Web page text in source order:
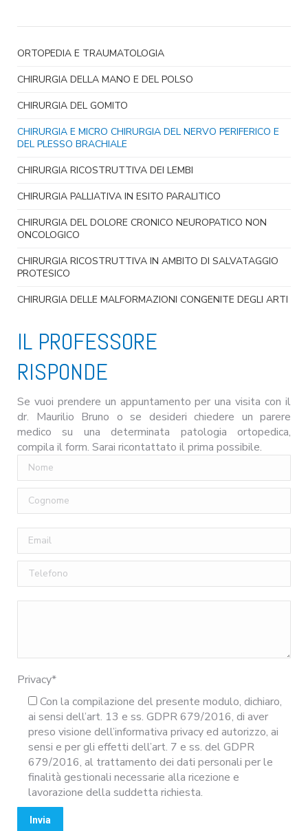
ORTOPEDIA E TRAUMATOLOGIA
CHIRURGIA DELLA MANO E DEL POLSO
CHIRURGIA DEL GOMITO
CHIRURGIA E MICRO CHIRURGIA DEL NERVO PERIFERICO E
DEL PLESSO BRACHIALE
CHIRURGIA RICOSTRUTTIVA DEI LEMBI
CHIRURGIA PALLIATIVA IN ESITO PARALITICO
CHIRURGIA DEL DOLORE CRONICO NEUROPATICO NON
ONCOLOGICO
CHIRURGIA RICOSTRUTTIVA IN AMBITO DI SALVATAGGIO
PROTESICO
CHIRURGIA DELLE MALFORMAZIONI CONGENITE DEGLI ARTI
IL PROFESSORE
RISPONDE
Se vuoi prendere un appuntamento per una visita con il
dr. Maurilio Bruno o se desideri chiedere un parere
medico su una determinata patologia ortopedica,
compila il form. Sarai ricontattato il prima possibile.
Privacy*
Con la compilazione del presente modulo, dichiaro,
ai sensi dell’art. 13 e ss. GDPR 679/2016, di aver
preso visione dell’informativa privacy ed autorizzo, ai
sensi e per gli effetti dell’art. 7 e ss. del GDPR
679/2016, al trattamento dei dati personali per le
finalità gestionali necessarie alla ricezione e
lavorazione della suddetta richiesta.